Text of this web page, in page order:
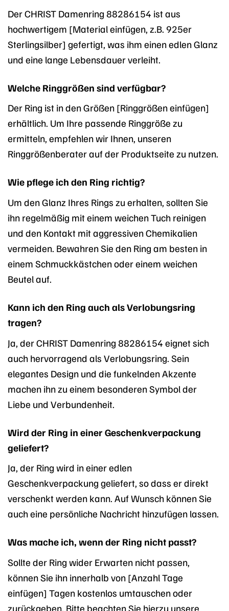
Der CHRIST Damenring 88286154 ist aus
hochwertigem [Material einfügen, z.B. 925er
Sterlingsilber] gefertigt, was ihm einen edlen Glanz
und eine lange Lebensdauer verleiht.
Welche Ringgrößen sind verfügbar?
Der Ring ist in den Größen [Ringgrößen einfügen]
erhältlich. Um Ihre passende Ringgröße zu
ermitteln, empfehlen wir Ihnen, unseren
Ringgrößenberater auf der Produktseite zu nutzen.
Wie pflege ich den Ring richtig?
Um den Glanz Ihres Rings zu erhalten, sollten Sie
ihn regelmäßig mit einem weichen Tuch reinigen
und den Kontakt mit aggressiven Chemikalien
vermeiden. Bewahren Sie den Ring am besten in
einem Schmuckkästchen oder einem weichen
Beutel auf.
Kann ich den Ring auch als Verlobungsring
tragen?
Ja, der CHRIST Damenring 88286154 eignet sich
auch hervorragend als Verlobungsring. Sein
elegantes Design und die funkelnden Akzente
machen ihn zu einem besonderen Symbol der
Liebe und Verbundenheit.
Wird der Ring in einer Geschenkverpackung
geliefert?
Ja, der Ring wird in einer edlen
Geschenkverpackung geliefert, so dass er direkt
verschenkt werden kann. Auf Wunsch können Sie
auch eine persönliche Nachricht hinzufügen lassen.
Was mache ich, wenn der Ring nicht passt?
Sollte der Ring wider Erwarten nicht passen,
können Sie ihn innerhalb von [Anzahl Tage
einfügen] Tagen kostenlos umtauschen oder
zurückgeben. Bitte beachten Sie hierzu unsere